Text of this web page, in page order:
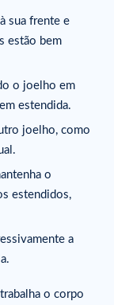
sua frente e
estão bem
o joelho em
estendida.
joelho, como
o
estendidos,
a
o corpo